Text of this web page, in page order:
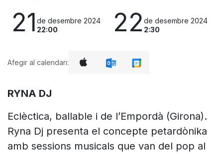
21 de desembre 2024
22:00
22 de desembre 2024
2:30
Afegir al calendari:
RYNA DJ
Eclèctica, ballable i de l’Empordà (Girona).
Ryna Dj presenta el concepte petardònika
amb sessions musicals que van del pop al